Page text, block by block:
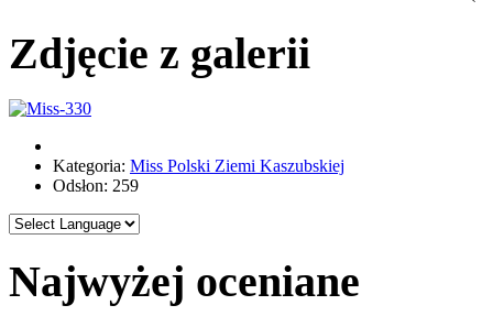
Zdjęcie z galerii
Kategoria: Miss Polski Ziemi Kaszubskiej
Odsłon: 259
Najwyżej oceniane